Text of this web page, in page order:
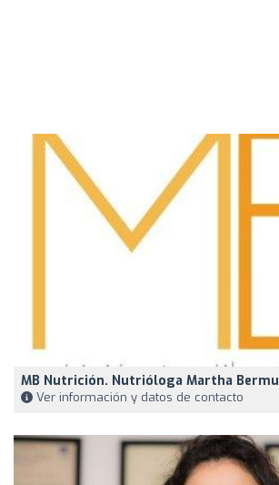
MB Nutrición. Nutrióloga Martha
Ver información y datos de contacto